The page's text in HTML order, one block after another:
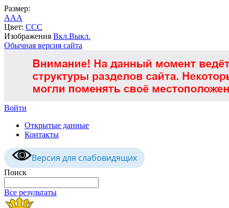
Размер:
AAA
Цвет: CCC
Изображения Вкл.Выкл.
Обычная версия сайта
Войти
Открытые данные
Контакты
Версия для слабовидящих
Поиск
Все результаты